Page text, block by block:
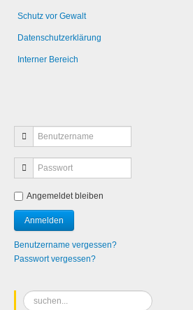
Schutz vor Gewalt
Datenschutzerklärung
Interner Bereich
Angemeldet bleiben
Benutzername vergessen?
Passwort vergessen?
Suchen